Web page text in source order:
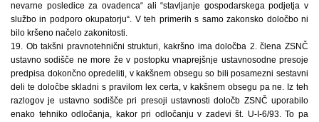
nevarne posledice za ovadenca“ ali “stavljanje gospodarskega podjetja v
službo in podporo okupatorju“. V teh primerih s samo zakonsko določbo ni
bilo kršeno načelo zakonitosti.
19. Ob takšni pravnotehnični strukturi, kakršno ima določba 2. člena ZSNČ
ustavno sodišče ne more že v postopku vnaprejšnje ustavnosodne presoje
predpisa dokončno opredeliti, v kakšnem obsegu so bili posamezni sestavni
deli te določbe skladni s pravilom lex certa, v kakšnem obsegu pa ne. Iz teh
razlogov je ustavno sodišče pri presoji ustavnosti določb ZSNČ uporabilo
enako tehniko odločanja, kakor pri odločanju v zadevi št. U-I-6/93. To pa